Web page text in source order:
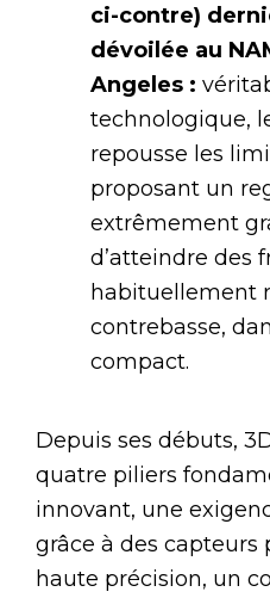
ci-contre)
dévoilée au
Angeles :
technologique,
repousse les
proposant un
extrêmement
d’atteindre des
habituellement
contrebasse,
compact.
Depuis ses débuts,
quatre piliers
innovant, une
grâce à des capteurs
haute précision, un